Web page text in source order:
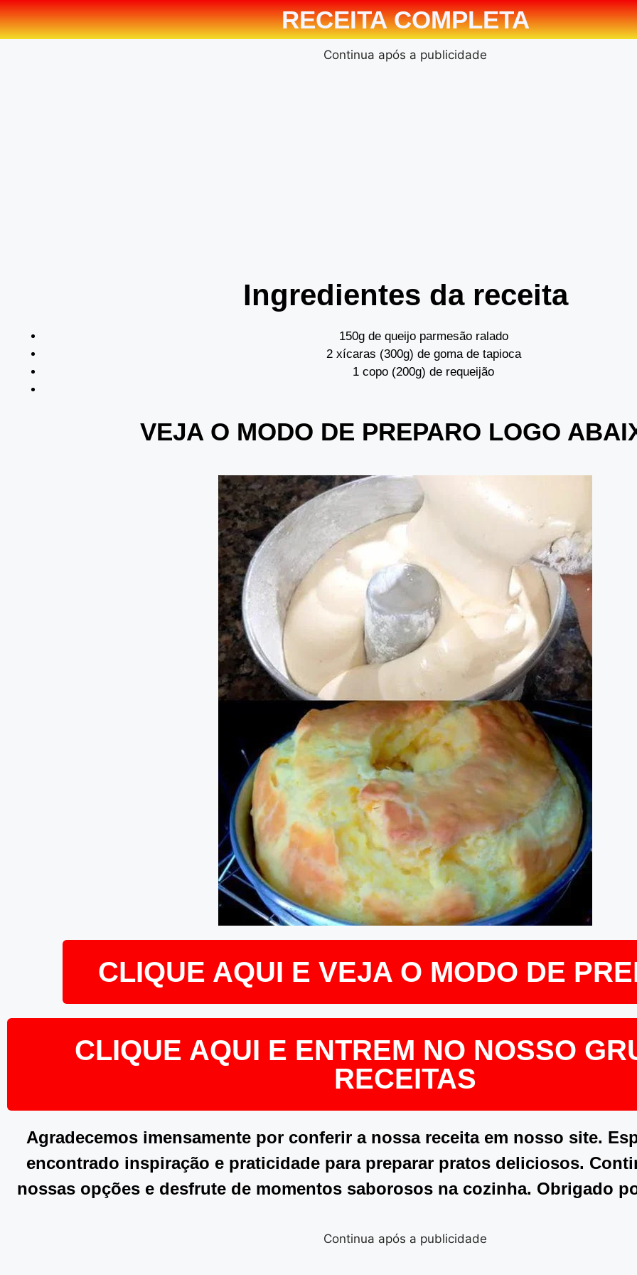
RECEITA COMPLETA
Continua após a publicidade
Ingredientes da receita
150g de queijo parmesão ralado
2 xícaras (300g) de goma de tapioca
1 copo (200g) de requeijão
VEJA O MODO DE PREPARO LOGO
CLIQUE AQUI E VEJA O MODO DE
CLIQUE AQUI E ENTREM NO NOSSO
RECEITAS
Agradecemos imensamente por conferir a nossa receita em nosso site.
encontrado inspiração e praticidade para preparar pratos deliciosos.
nossas opções e desfrute de momentos saborosos na cozinha. Obrigado
Continua após a publicidade